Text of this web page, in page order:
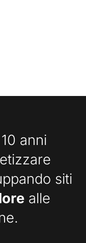
anni
siti
alle